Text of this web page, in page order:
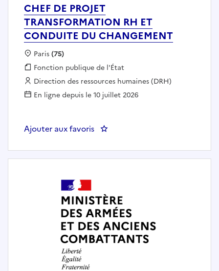
CHEF DE PROJET
TRANSFORMATION RH ET
CONDUITE DU CHANGEMENT
Localisation :
Paris(75)
Fonction publique :
Fonction publique de l'État
Employeur :
Direction des ressources humaines (DRH)
En ligne depuis le 10 juillet 2026
Ajouter aux favoris : CHEF DE PROJET